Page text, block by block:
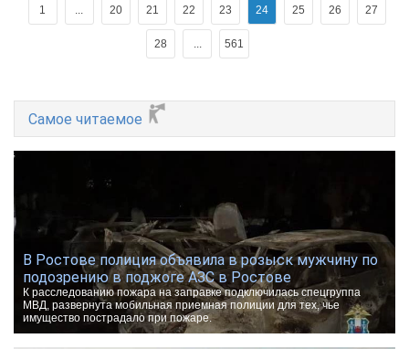
1 ... 20 21 22 23 24 25 26 27
28 ... 561
Самое читаемое
В Ростове полиция объявила в розыск мужчину по
подозрению в поджоге АЗС в Ростове
К расследованию пожара на заправке подключилась спецгруппа
МВД, развернута мобильная приемная полиции для тех, чье
имущество пострадало при пожаре.